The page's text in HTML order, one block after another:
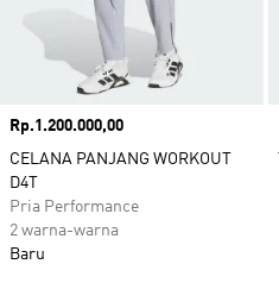
Harga
Rp.1.200.000,00
CELANA PANJANG WORKOUT
D4T
Pria Performance
2 warna-warna
Baru